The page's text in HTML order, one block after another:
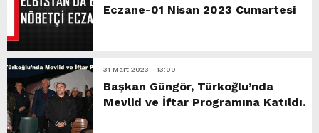
Eczane-01 Nisan 2023 Cumartesi
31 Mart 2023 - 13:09
Başkan Güngör, Türkoğlu’nda
Mevlid ve İftar Programına Katıldı.